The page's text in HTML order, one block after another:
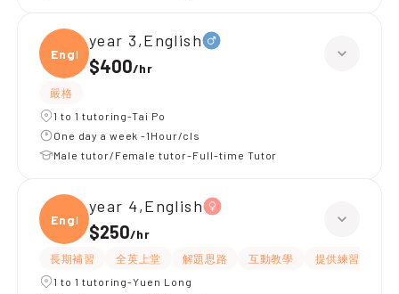
Engli
year 3,English
$400/hr
嚴格
1 to 1 tutoring-Tai Po
One day a week -1Hour/cls
Male tutor/Female tutor-Full-time Tutor
Engli
year 4,English
$250/hr
長期補習 全英上堂 解題思路 互動教學
提供練習題/試題
1 to 1 tutoring-Yuen Long